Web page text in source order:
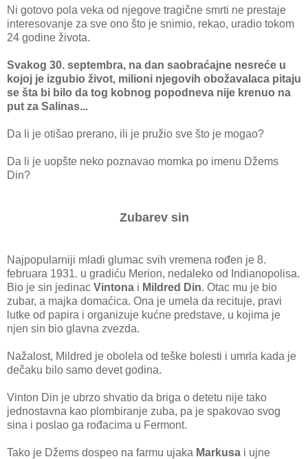
Ni gotovo pola veka od njegove tragične smrti ne prestaje
interesovanje za sve ono što je snimio, rekao, uradio tokom
24 godine života.
Svakog 30. septembra, na dan saobraćajne nesreće u
kojoj je izgubio život, milioni njegovih obožavalaca pitaju
se šta bi bilo da tog kobnog popodneva nije krenuo na
put za Salinas...
Da li je otišao prerano, ili je pružio sve što je mogao?
Da li je uopšte neko poznavao momka po imenu Džems
Din?
Zubarev sin
Najpopularniji mladi glumac svih vremena rođen je 8.
februara 1931. u gradiću Merion, nedaleko od Indianopolisa.
Bio je sin jedinac Vintona i Mildred Din. Otac mu je bio
zubar, a majka domaćica. Ona je umela da recituje, pravi
lutke od papira i organizuje kućne predstave, u kojima je
njen sin bio glavna zvezda.
Nažalost, Mildred je obolela od teške bolesti i umrla kada je
dečaku bilo samo devet godina.
Vinton Din je ubrzo shvatio da briga o detetu nije tako
jednostavna kao plombiranje zuba, pa je spakovao svog
sina i poslao ga rođacima u Fermont.
Tako je Džems dospeo na farmu ujaka Markusa i ujne